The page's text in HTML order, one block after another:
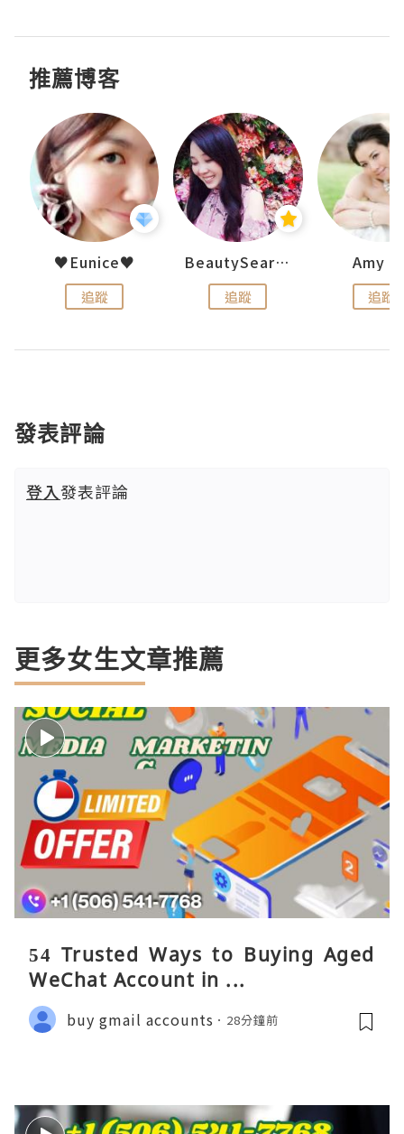
推薦博客
♥Eunice♥
追蹤
BeautySearch
追蹤
Amy
追蹤
發表評論
登入發表評論
更多女生文章推薦
54 Trusted Ways to Buying Aged
WeChat Account in ...
buy gmail accounts 28分鐘前